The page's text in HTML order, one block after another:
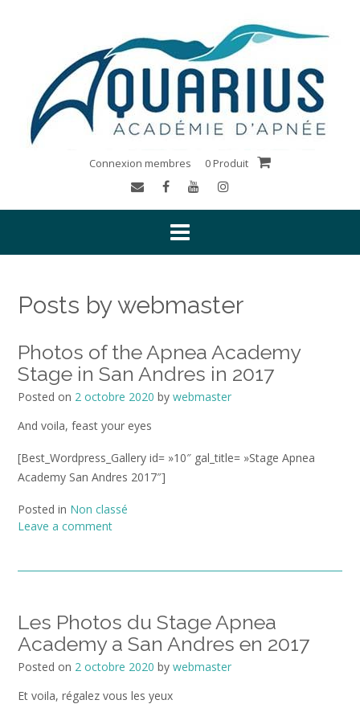
Connexion membres 0 Produit
Posts by webmaster
Photos of the Apnea Academy
Stage in San Andres in 2017
Posted on 2 octobre 2020 by webmaster
And voila, feast your eyes
[Best_Wordpress_Gallery id= »10″ gal_title= »Stage Apnea
Academy San Andres 2017″]
Posted in Non classé
Leave a comment
Les Photos du Stage Apnea
Academy a San Andres en 2017
Posted on 2 octobre 2020 by webmaster
Et voila, régalez vous les yeux